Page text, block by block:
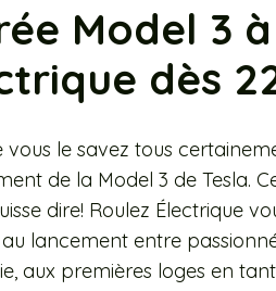
Model 3
dès
vous le savez tous
de la Model 3 de Tesla.
dire! Roulez Électrique
au lancement entre
aux premières loges en